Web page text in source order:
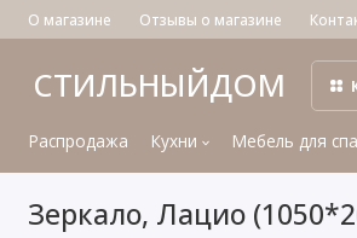
О магазине Отзывы о магазине
СТИЛЬНЫЙДОМ
Распродажа Кухни Мебель для
Зеркало, Лацио